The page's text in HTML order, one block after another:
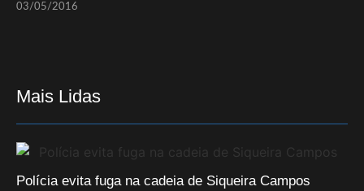
03/05/2016
Mais Lidas
Polícia evita fuga na cadeia de Siqueira Campos